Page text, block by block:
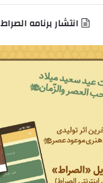
انتشار برنامه الصراط